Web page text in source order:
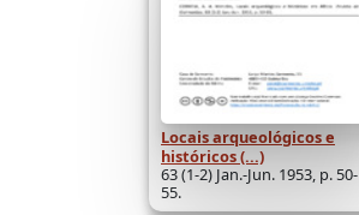
Locais arqueológicos e
históricos (...)
63 (1-2) Jan.-Jun. 1953, p. 50-
55.